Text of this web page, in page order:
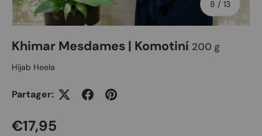
8 / de
13
Khimar Mesdames | Komotiní 200 g
Hijab Heela
Partager:
Prix habituel
€17,95